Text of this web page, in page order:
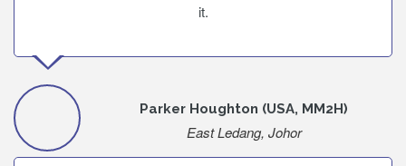
it.
Parker Houghton (USA, MM2H)
East Ledang, Johor